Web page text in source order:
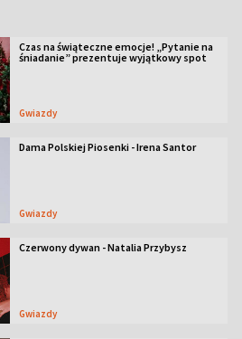
Czas na świąteczne emocje! „Pytanie na
śniadanie” prezentuje wyjątkowy spot
Gwiazdy
Dama Polskiej Piosenki - Irena Santor
Gwiazdy
Czerwony dywan - Natalia Przybysz
Gwiazdy